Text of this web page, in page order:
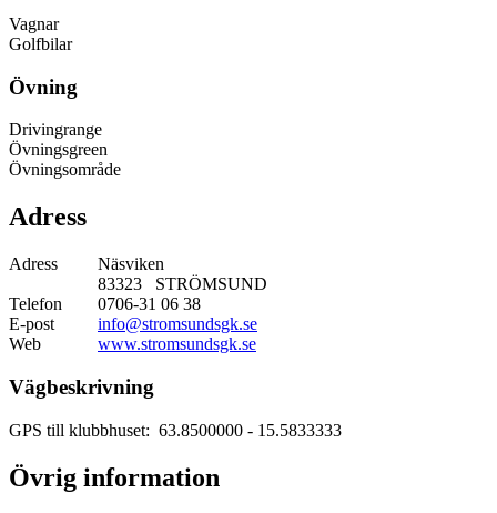
Vagnar
Golfbilar
Övning
Drivingrange
Övningsgreen
Övningsområde
Adress
Adress
Näsviken
83323 STRÖMSUND
Telefon
0706-31 06 38
E-post
info@stromsundsgk.se
Web
www.stromsundsgk.se
Vägbeskrivning
GPS till klubbhuset: 63.8500000 - 15.5833333
Övrig information